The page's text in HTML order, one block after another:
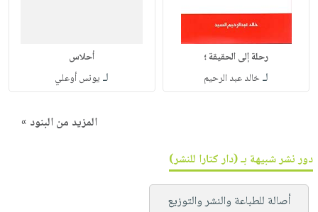
رحلة إلى الحقيقة ؛
لـخالد عبد الرحيم
أحلاس
لـ يونس أوعلي
المزيد من البنود »
دور نشر شبيهة بـ (دار كتارا للنشر)
أصالة للطباعة والنشر والتوزيع